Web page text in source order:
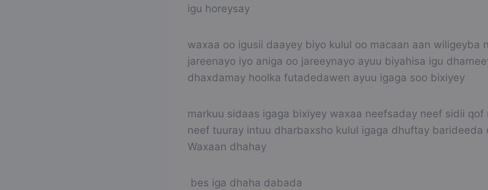
igu horeysay
waxaa oo igusii daayey biyo kulul oo macaan aan wiligeyba
jareenayo iyo aniga oo jareeynayo ayuu biyahisa igu
dhaxdamay hoolka futadedawen ayuu igaga soo bixiyey
markuu sidaas igaga bixiyey waxaa neefsaday neef sidii qof
neef tuuray intuu dharbaxsho kulul igaga dhuftay barideeda
Waxaan dhahay
bes iga dhaha dabada